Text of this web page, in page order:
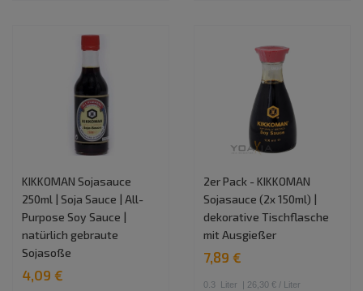
KIKKOMAN Sojasauce
250ml | Soja Sauce | All-
Purpose Soy Sauce |
natürlich gebraute
Sojasoße
4,09 €
2er Pack - KIKKOMAN
Sojasauce (2x 150ml) |
dekorative Tischflasche
mit Ausgießer
7,89 €
0.3 Liter | 26,30 € / Liter